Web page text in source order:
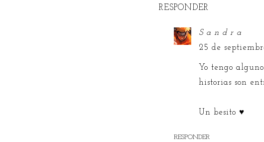
RESPONDER
S a n d r a
25 de
Yo tengo
historias son
Un besito ♥
RESPONDER